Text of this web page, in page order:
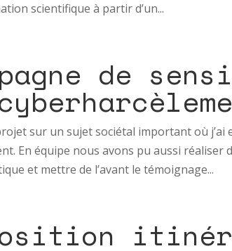
scientifique à partir d’un...
de
sur un sujet sociétal important où j’ai
En équipe nous avons pu aussi
et mettre de l’avant le témoignage...